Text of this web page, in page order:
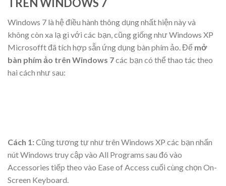
TRÊN WINDOWS 7
Windows 7 là hệ điều hành thông dụng nhất hiện này và
không còn xa lạ gì với các bạn, cũng giống như Windows XP
Microsofft đã tích hợp sẵn ứng dụng bàn phím ảo. Để mở
bàn phím ảo trên Windows 7các bạn có thể thao tác theo
hai cách như sau:
Cách 1:Cũng tương tự như trên Windows XP các bạn nhấn
nút Windows truy cập vào All Programs sau đó vào
Accessories tiếp theo vào Ease of Access cuối cùng chọn On-
Screen Keyboard.